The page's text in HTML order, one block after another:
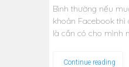
Bình thường nếu
khoản Facebook thì
là cần có cho mình
Continue reading